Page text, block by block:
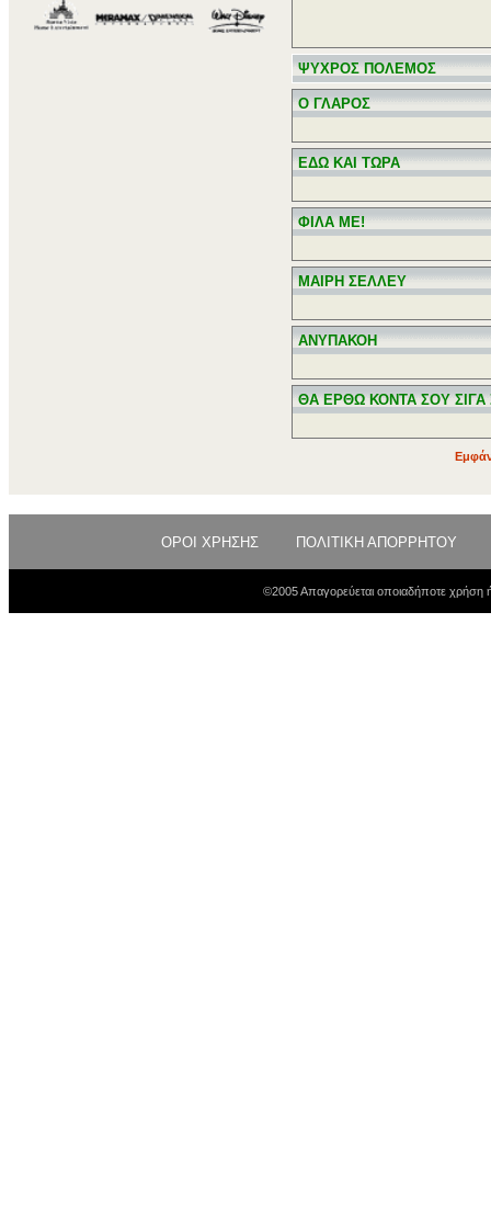
ΨΥΧΡΟΣ ΠΟΛΕΜΟΣ
Ο ΓΛΑΡΟΣ
ΕΔΩ ΚΑΙ ΤΩΡΑ
ΦΙΛΑ ΜΕ!
ΜΑΙΡΗ ΣΕΛΛΕΥ
ΑΝΥΠΑΚΟΗ
ΘΑ ΕΡΘΩ ΚΟΝΤΑ ΣΟΥ ΣΙΓΑ
ΟΡΟΙ ΧΡΗΣΗΣ ΠΟΛΙΤΙΚΗ ΑΠΟΡΡΗΤΟΥ
©2005 Απαγορεύεται οποιαδήποτε χρήση